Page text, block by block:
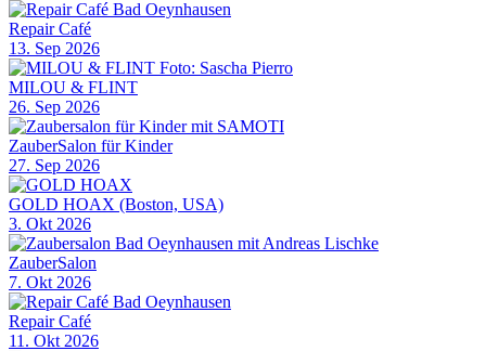
Repair Café
13. Sep 2026
MILOU & FLINT
26. Sep 2026
ZauberSalon für Kinder
27. Sep 2026
GOLD HOAX (Boston, USA)
3. Okt 2026
ZauberSalon
7. Okt 2026
Repair Café
11. Okt 2026